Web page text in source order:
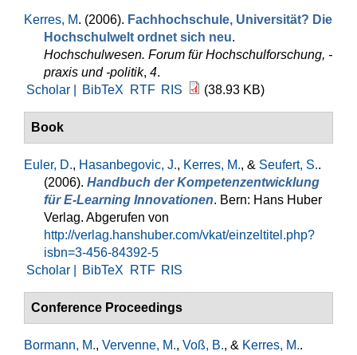
Kerres, M. (2006). Fachhochschule, Universität? Die
Hochschulwelt ordnet sich neu.
Hochschulwesen. Forum für Hochschulforschung, -
praxis und -politik, 4.
Scholar |
BibTeX RTF RIS (38.93 KB)
Book
Euler, D., Hasanbegovic, J., Kerres, M., & Seufert, S..
(2006). Handbuch der Kompetenzentwicklung
für E-Learning Innovationen. Bern: Hans Huber
Verlag. Abgerufen von
http://verlag.hanshuber.com/vkat/einzeltitel.php?
isbn=3-456-84392-5
Scholar |
BibTeX RTF RIS
Conference Proceedings
Bormann, M., Vervenne, M., Voß, B., & Kerres, M..